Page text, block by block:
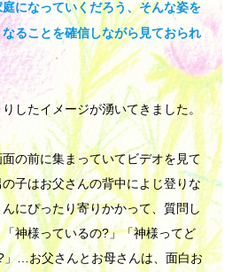
になっていくだろう、そんな姿を
ることを確信しながら見ておられ
したイメージが湧いてきました。
の前に集まっていてビデオを見て
子はお父さんの背中によじ登りな
にぴったり寄りかかって、質問し
神様っているの?」「神様ってど
」…お父さんとお母さんは、面白お